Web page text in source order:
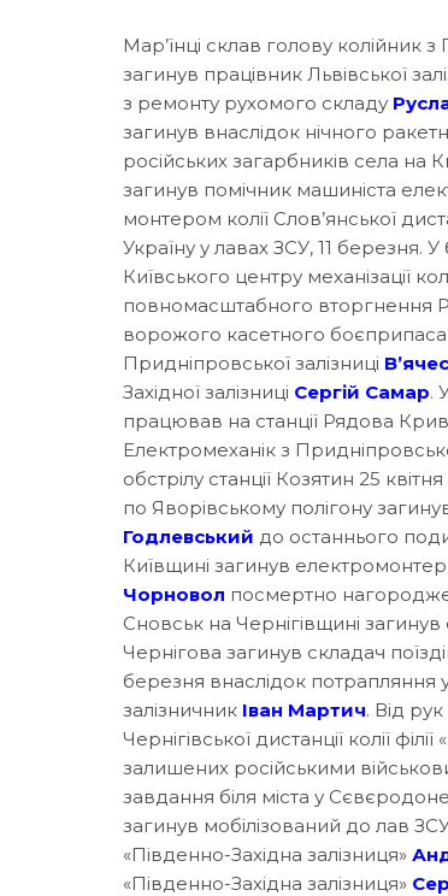
Мар’їнці склав голову колійник з
загинув працівник Львівської
з ремонту рухомого складу
загинув внаслідок нічного
російських загарбників села на
загинув помічник машиніста
монтером колії Слов’янської
Україну у лавах ЗСУ, 11 березня.
Київського центру механізації
повномасштабного вторгнення
ворожого касетного боєприпаса
Придніпровської залізниці
Західної залізниці Сергій Самар.
працював на станції Рядова
Електромеханік з
обстрілу станції Козятин 25
по Яворівському полігону
Годлевський до останнього
Київщині загинув електромонтер
Чорновол посмертно
Сновськ на Чернігівщині
Чернігова загинув складач
березня внаслідок потрапляння
залізничник Іван Мартич. Від
Чернігівської дистанції колії
залишених російськими
завдання біля міста у
загинув мобілізований до лав
«Південно-Західна залізниця»
«Південно-Західна залізниця»